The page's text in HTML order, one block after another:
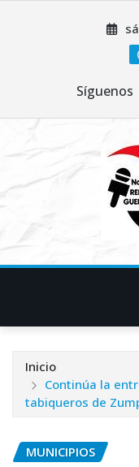
Síguenos
Inicio
Continúa la
tabiqueros de
MUNICIPIOS